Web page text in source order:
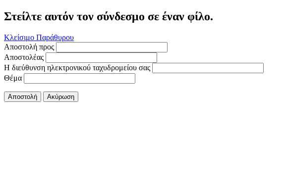
Στείλτε αυτόν τον σύνδεσμο σε έναν φίλο.
Κλείσιμο Παράθυρου
Αποστολή προς
Αποστολέας
Η διεύθυνση ηλεκτρονικού ταχυδρομείου σας
Θέμα
Αποστολή Ακύρωση